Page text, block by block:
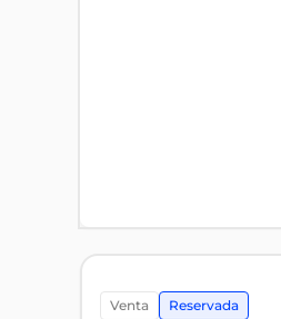
venta Reservada